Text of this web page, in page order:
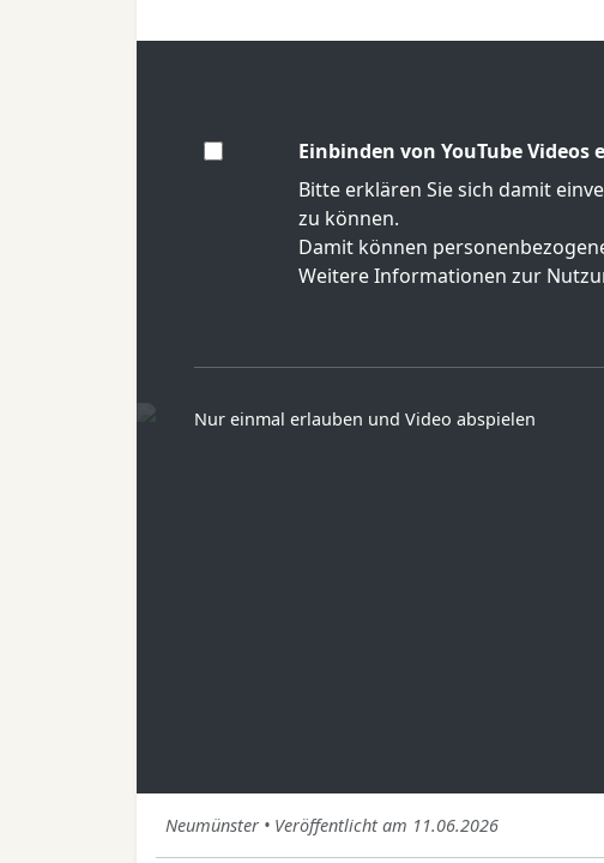
Einbinden von YouTube Videos
Bitte erklären Sie sich damit
zu können.
Damit können
Weitere Informationen zur
Nur einmal erlauben und Video abspielen
Neumünster • Veröffentlicht am 11.06.2026